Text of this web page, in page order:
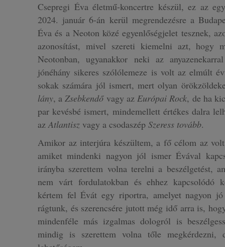
Csepregi Éva életmű-koncertre készül, ez az
2024. január 6-án kerül megrendezésre a
Éva és a Neoton közé egyenlőségjelet tesznek,
azonosítást, mivel szereti kiemelni azt, hogy
Neotonban, ugyanakkor neki az
jónéhány sikeres szólólemeze is volt az elmúlt
sokak számára jól ismert, mert olyan
lány, aZsebkendővagy azEurópai Rock, de ha
par kevésbé ismert, mindemellett értékes dalra
azAtlantisz vagy a csodaszép Szeress tovább.
Amikor az interjúra készültem, a fő célom az
amiket mindenki nagyon jól ismer Évával
irányba szerettem volna terelni a beszélgetést,
nem várt fordulatokban és ehhez kapcsolódó
kértem fel Évát egy riportra, amelyet nagyon
rágtunk, és szerencsére jutott még idő arra is,
mindenféle más izgalmas dologról is
mindig is szerettem volna tőle megkérdezni,